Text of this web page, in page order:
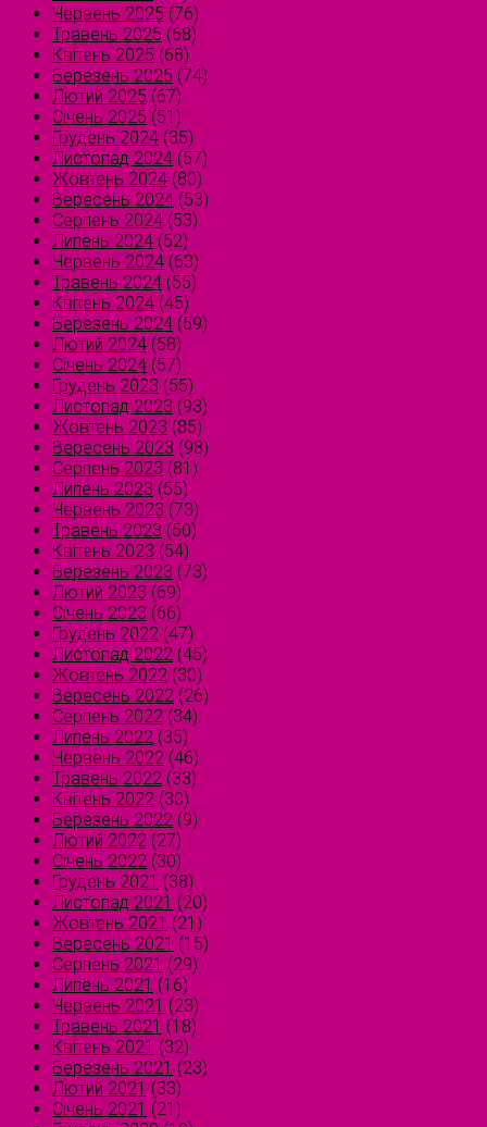
Червень 2025 (76)
Травень 2025 (68)
Квітень 2025 (68)
Березень 2025 (74)
Лютий 2025 (67)
Січень 2025 (51)
Грудень 2024 (35)
Листопад 2024 (57)
Жовтень 2024 (80)
Вересень 2024 (53)
Серпень 2024 (53)
Липень 2024 (52)
Червень 2024 (63)
Травень 2024 (55)
Квітень 2024 (45)
Березень 2024 (59)
Лютий 2024 (58)
Січень 2024 (57)
Грудень 2023 (55)
Листопад 2023 (93)
Жовтень 2023 (85)
Вересень 2023 (98)
Серпень 2023 (81)
Липень 2023 (55)
Червень 2023 (73)
Травень 2023 (50)
Квітень 2023 (54)
Березень 2023 (73)
Лютий 2023 (69)
Січень 2023 (66)
Грудень 2022 (47)
Листопад 2022 (45)
Жовтень 2022 (30)
Вересень 2022 (26)
Серпень 2022 (34)
Липень 2022 (35)
Червень 2022 (46)
Травень 2022 (33)
Квітень 2022 (30)
Березень 2022 (9)
Лютий 2022 (27)
Січень 2022 (30)
Грудень 2021 (38)
Листопад 2021 (20)
Жовтень 2021 (21)
Вересень 2021 (15)
Серпень 2021 (29)
Липень 2021 (16)
Червень 2021 (23)
Травень 2021 (18)
Квітень 2021 (32)
Березень 2021 (23)
Лютий 2021 (33)
Січень 2021 (21)